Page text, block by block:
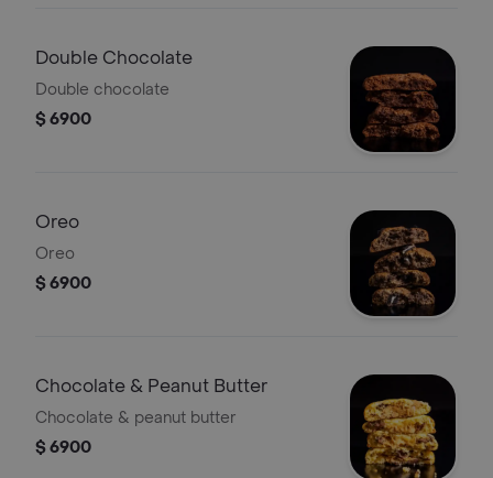
Double Chocolate
Double chocolate
$ 6900
Oreo
Oreo
$ 6900
Chocolate & Peanut Butter
Chocolate & peanut butter
$ 6900